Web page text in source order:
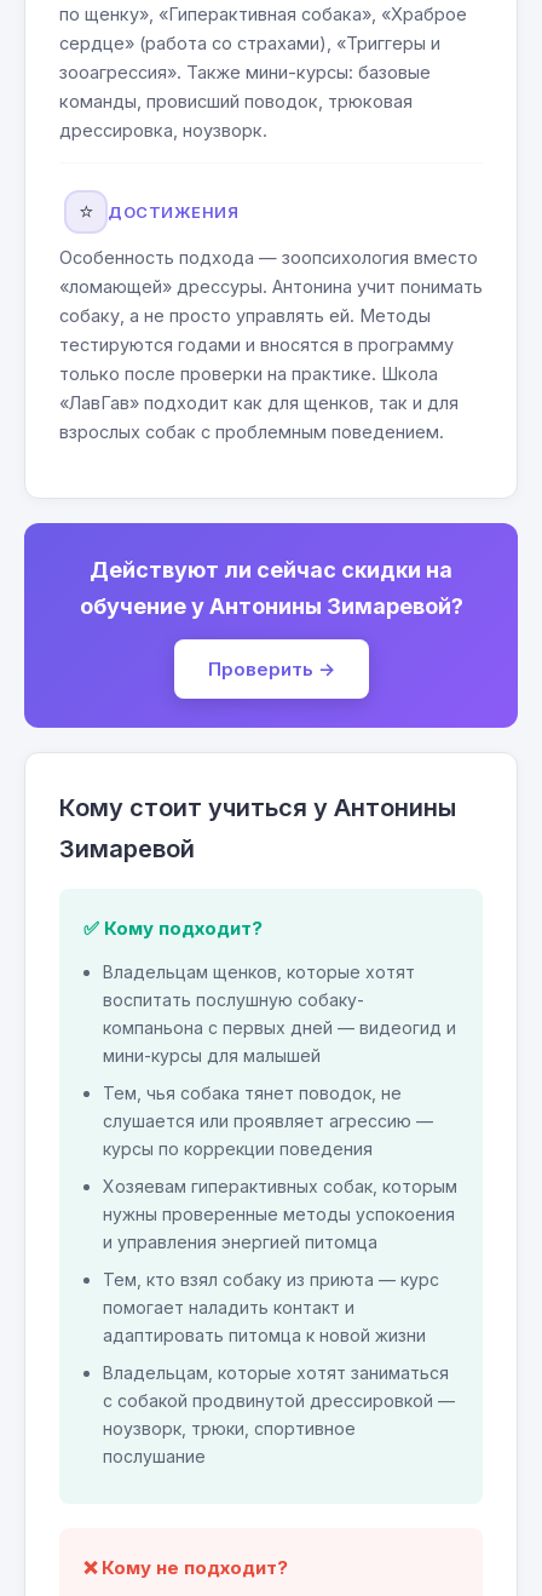
по щенку», «Гиперактивная собака», «Храброе
сердце» (работа со страхами), «Триггеры и
зооагрессия». Также мини-курсы: базовые
команды, провисший поводок, трюковая
дрессировка, ноузворк.
⭐ ДОСТИЖЕНИЯ
Особенность подхода — зоопсихология вместо
«ломающей» дрессуры. Антонина учит понимать
собаку, а не просто управлять ей. Методы
тестируются годами и вносятся в программу
только после проверки на практике. Школа
«ЛавГав» подходит как для щенков, так и для
взрослых собак с проблемным поведением.
Действуют ли сейчас скидки на
обучение у Антонины Зимаревой?
Проверить →
Кому стоит учиться у Антонины
Зимаревой
✅ Кому подходит?
Владельцам щенков, которые хотят
воспитать послушную собаку-
компаньона с первых дней — видеогид и
мини-курсы для малышей
Тем, чья собака тянет поводок, не
слушается или проявляет агрессию —
курсы по коррекции поведения
Хозяевам гиперактивных собак, которым
нужны проверенные методы успокоения
и управления энергией питомца
Тем, кто взял собаку из приюта — курс
помогает наладить контакт и
адаптировать питомца к новой жизни
Владельцам, которые хотят заниматься
с собакой продвинутой дрессировкой —
ноузворк, трюки, спортивное
послушание
❌ Кому не подходит?